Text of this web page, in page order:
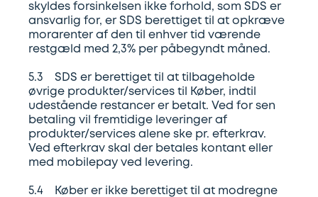
skyldes forsinkelsen ikke forhold, som SDS er
ansvarlig for, er SDS berettiget til at opkræve
morarenter af den til enhver tid værende
restgæld med 2,3% per påbegyndt måned.
5.3 SDS er berettiget til at tilbageholde
øvrige produkter/services til Køber, indtil
udestående restancer er betalt. Ved for sen
betaling vil fremtidige leveringer af
produkter/services alene ske pr. efterkrav.
Ved efterkrav skal der betales kontant eller
med mobilepay ved levering.
5.4 Køber er ikke berettiget til at modregne